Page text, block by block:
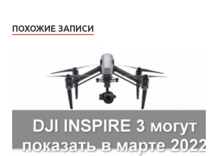
ПОХОЖИЕ ЗАПИСИ